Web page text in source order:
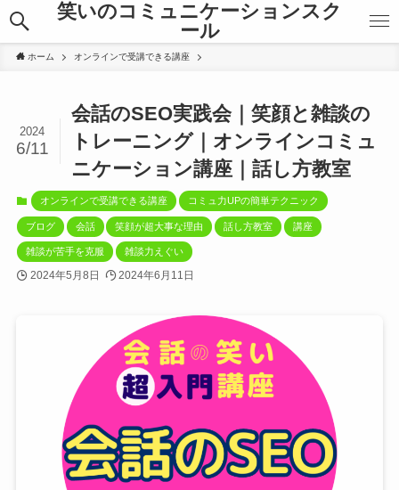
笑いのコミュニケーションスク
ール
ホーム オンラインで受講できる講座
会話のSEO実践会｜笑顔と雑談の
トレーニング｜オンラインコミュ
ニケーション講座｜話し方教室
2024
6/11
オンラインで受講できる講座 コミュ力UPの簡単テクニック
ブログ 会話 笑顔が超大事な理由 話し方教室 講座
雑談が苦手を克服 雑談力えぐい
2024年5月8日 2024年6月11日